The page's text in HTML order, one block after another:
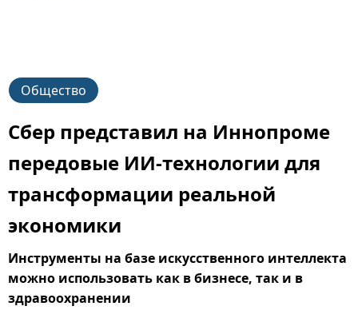
Общество
Сбер представил на Иннопроме
передовые ИИ-технологии для
трансформации реальной
экономики
Инструменты на базе искусственного интеллекта
можно использовать как в бизнесе, так и в
здравоохранении